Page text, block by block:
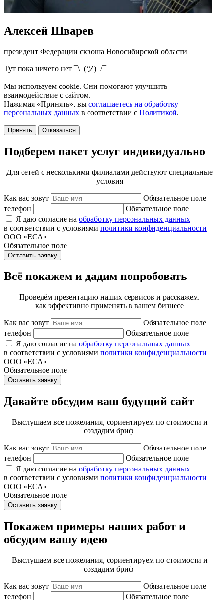
Алексей Шварев
президент Федерации сквоша Новосибирской области
Тут пока ничего нет ¯\_(ツ)_/¯
Мы используем cookie. Они помогают улучшить
взаимодействие с сайтом.
Нажимая «Принять», вы соглашаетесь на обработку
персональных данных в соответствии с Политикой.
Принять Отказаться
Подберем пакет услуг индивидуально
Для сетей с несколькими филиалами действуют специальные
условия
Как вас зовут
Обязательное поле
телефон
Обязательное поле
Я даю согласие на обработку персональных данных
в соответствии с условиями политики конфиденциальности
ООО «ЕСА»
Обязательное поле
Оставить заявку
Всё покажем и дадим попробовать
Проведём презентацию наших сервисов и расскажем,
как эффективно применять в вашем бизнесе
Как вас зовут
Обязательное поле
телефон
Обязательное поле
Я даю согласие на обработку персональных данных
в соответствии с условиями политики конфиденциальности
ООО «ЕСА»
Обязательное поле
Оставить заявку
Давайте обсудим ваш будущий сайт
Выслушаем все пожелания, сориентируем по стоимости и
создадим бриф
Как вас зовут
Обязательное поле
телефон
Обязательное поле
Я даю согласие на обработку персональных данных
в соответствии с условиями политики конфиденциальности
ООО «ЕСА»
Обязательное поле
Оставить заявку
Покажем примеры наших работ и
обсудим вашу идею
Выслушаем все пожелания, сориентируем по стоимости и
создадим бриф
Как вас зовут
Обязательное поле
телефон
Обязательное поле